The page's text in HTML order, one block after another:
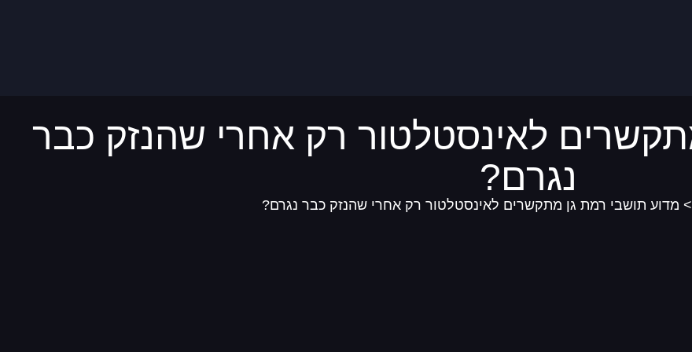
לאינסטלטור רק אחרי שהנזק כבר
נגרם?
> מדוע תושבי רמת גן מתקשרים לאינסטלטור רק אחרי שהנזק כבר נגרם?